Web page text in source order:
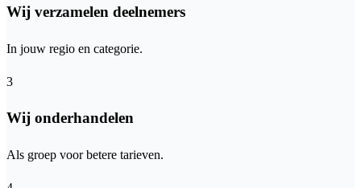
Wij verzamelen deelnemers
In jouw regio en categorie.
3
Wij onderhandelen
Als groep voor betere tarieven.